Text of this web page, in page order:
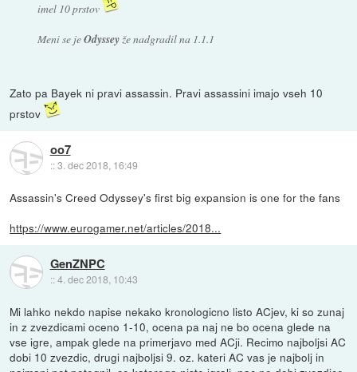
imel 10 prstov
Meni se jeOdysseyže nadgradil na 1.1.1
Zato pa Bayek ni pravi assassin. Pravi assassini imajo vseh 10
prstov
oo7
::3. dec 2018, 16:49
Assassin's Creed Odyssey's first big expansion is one for the fans
https://www.eurogamer.net/articles/2018...
GenZNPC
::4. dec 2018, 10:43
Mi lahko nekdo napise nekako kronologicno listo ACjev, ki so zunaj
in z zvezdicami oceno 1-10, ocena pa naj ne bo ocena glede na
vse igre, ampak glede na primerjavo med ACji. Recimo najboljsi AC
dobi 10 zvezdic, drugi najboljsi 9. oz. kateri AC vas je najbolj in